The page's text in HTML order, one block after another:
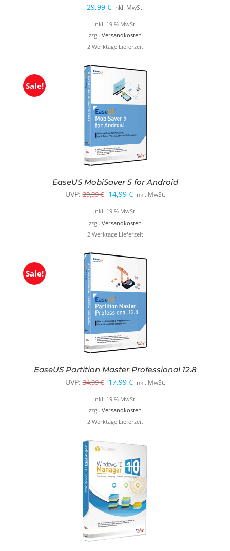
29,99 € inkl. MwSt.
inkl. 19 % MwSt.
zzgl. Versandkosten
2 Werktage Lieferzeit
Sale!
EaseUS MobiSaver 5 for Android
UVP: 29,99€ Ursprünglicher
Preis
war:
29,99 €
14,99 €Aktueller
Preis
ist:
14,99 €.
inkl. MwSt.
inkl. 19 % MwSt.
zzgl. Versandkosten
2 Werktage Lieferzeit
Sale!
EaseUS Partition Master Professional 12.8
UVP: 34,99€ Ursprünglicher
Preis
war:
34,99 €
17,99 €Aktueller
Preis
ist:
17,99 €.
inkl. MwSt.
inkl. 19 % MwSt.
zzgl. Versandkosten
2 Werktage Lieferzeit